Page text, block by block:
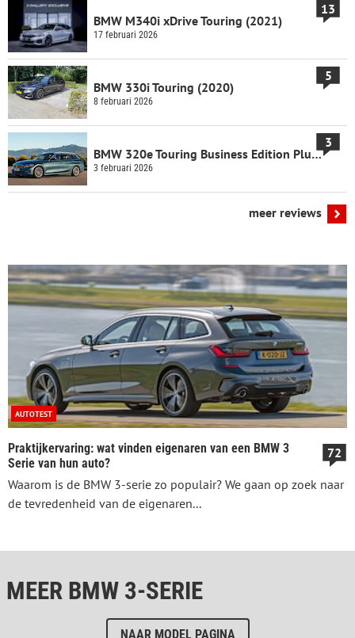
BMW M340i xDrive Touring (2021)
13
17 februari 2026
BMW 330i Touring (2020)
5
8 februari 2026
BMW 320e Touring Business Edition Plus...
3
3 februari 2026
meer reviews
AUTOTEST
Praktijkervaring: wat vinden eigenaren van een BMW 3
Serie van hun auto?
72
Waarom is de BMW 3-serie zo populair? We gaan op zoek naar
de tevredenheid van de eigenaren...
MEER BMW 3-SERIE
NAAR MODEL PAGINA